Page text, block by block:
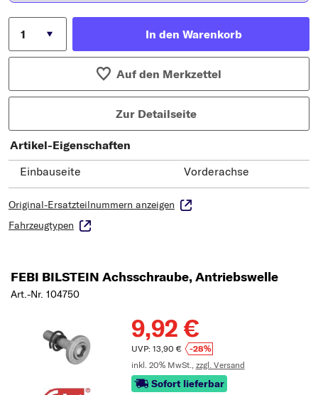
In den Warenkorb
Auf den Merkzettel
Zur Detailseite
Artikel-Eigenschaften
Einbauseite
Vorderachse
Original-Ersatzteilnummern anzeigen
Fahrzeugtypen
FEBI BILSTEIN Achsschraube, Antriebswelle
Art.-Nr. 104750
9,92 €
UVP: 13,90 €
-28%
inkl. 20% MwSt., zzgl. Versand
Sofort lieferbar